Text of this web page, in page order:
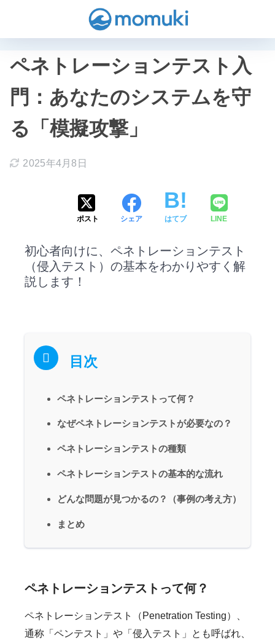
ペネトレーションテスト入
門：あなたのシステムを守
る「模擬攻撃」
2025年4月8日
ポスト シェア はてブ LINE
初心者向けに、ペネトレーションテスト
（侵入テスト）の基本をわかりやすく解
説します！
目次
ペネトレーションテストって何？
なぜペネトレーションテストが必要なの？
ペネトレーションテストの種類
ペネトレーションテストの基本的な流れ
どんな問題が見つかるの？（事例の考え方）
まとめ
ペネトレーションテストって何？
ペネトレーションテスト（Penetration Testing）、
通称「ペンテスト」や「侵入テスト」とも呼ばれ、